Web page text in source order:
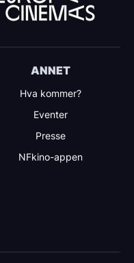
ANNET
Hva kommer?
Eventer
Presse
NFkino-appen